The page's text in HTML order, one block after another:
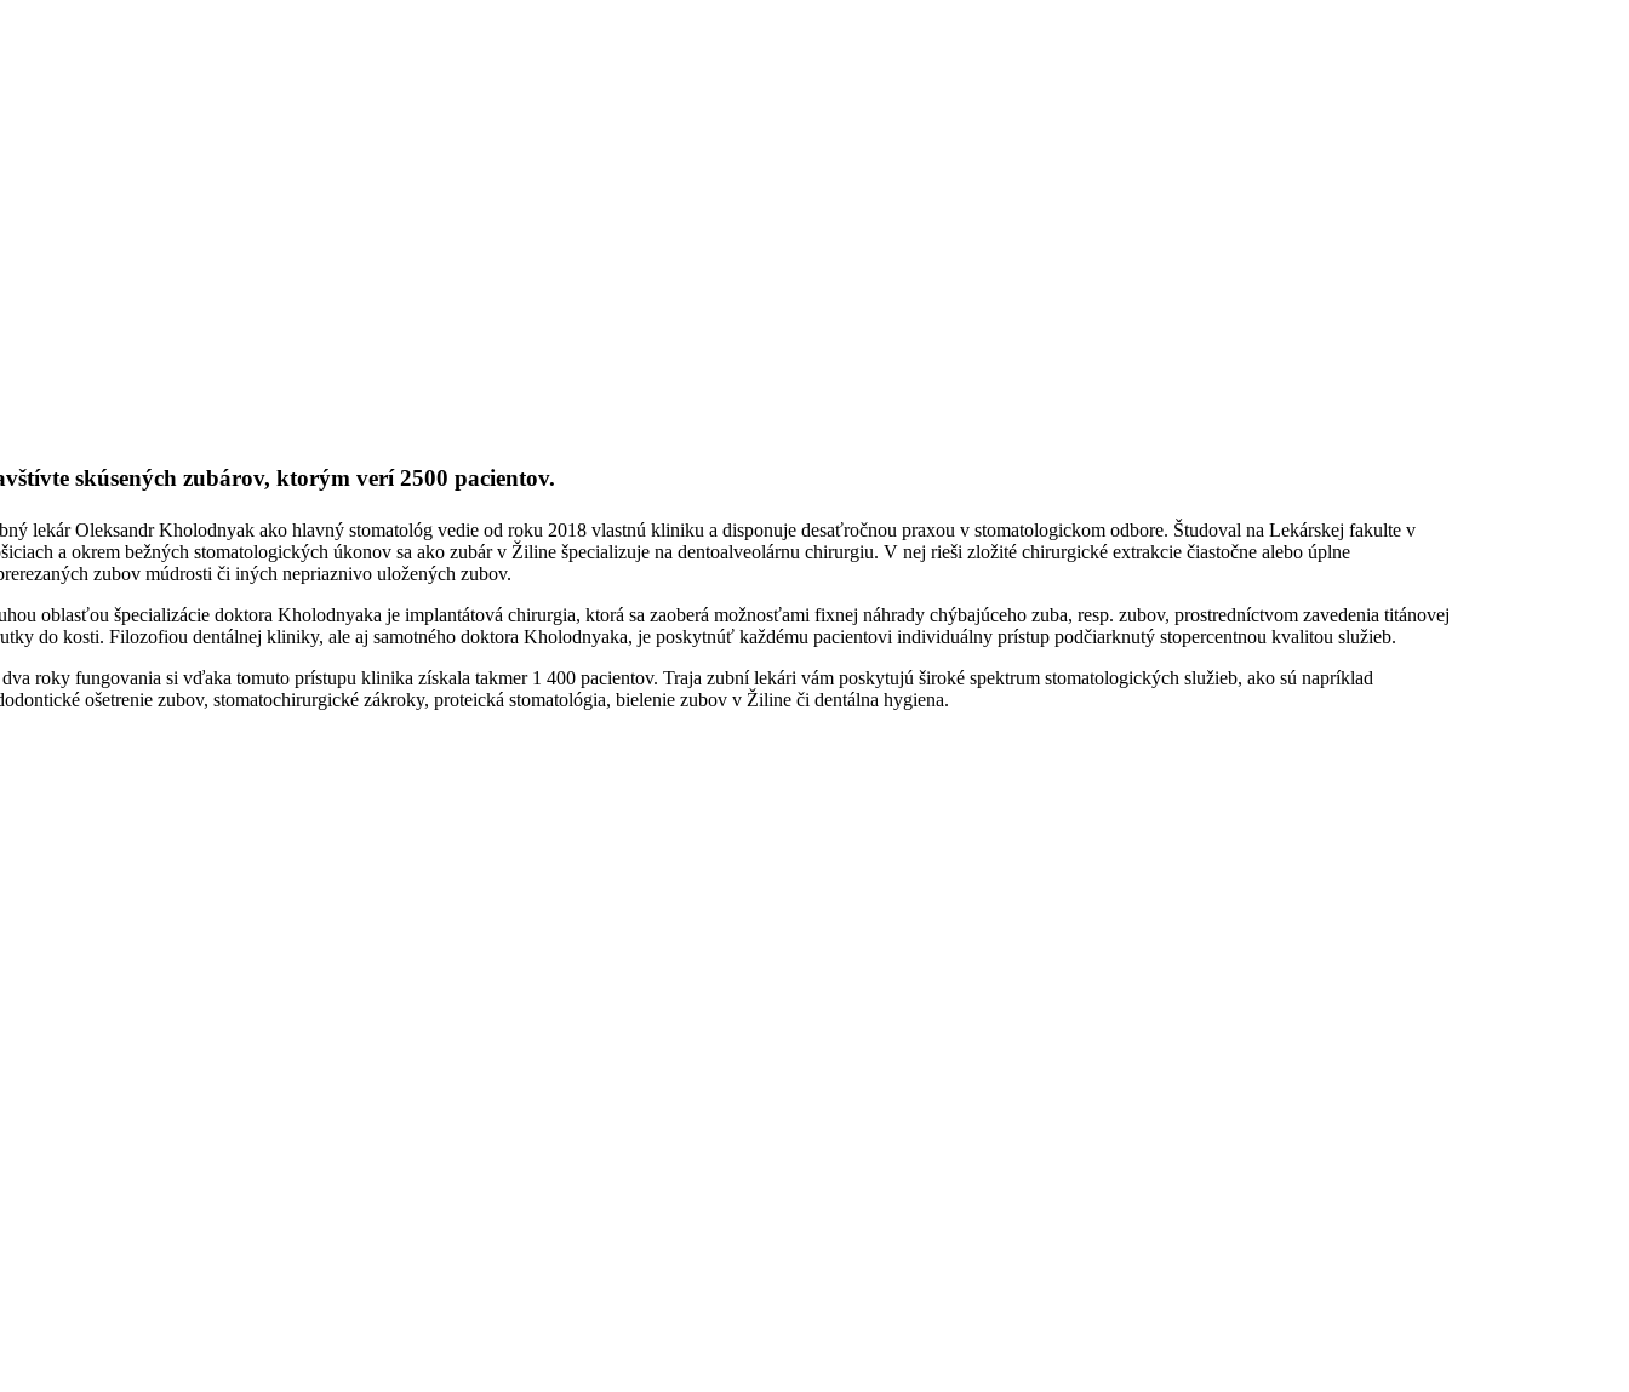
skúsených zubárov, ktorým verí 2500 pacientov.
lekár Oleksandr Kholodnyak ako hlavný stomatológ vedie od roku 2018 vlastnú kliniku a disponuje desaťročnou praxou v stomatologickom odbore. Študoval na Lekárskej fakulte v
a okrem bežných stomatologických úkonov sa ako zubár v Žiline špecializuje na dentoalveolárnu chirurgiu. V nej rieši zložité chirurgické extrakcie čiastočne alebo úplne
zubov múdrosti či iných nepriaznivo uložených zubov.
oblasťou špecializácie doktora Kholodnyaka je implantátová chirurgia, ktorá sa zaoberá možnosťami fixnej náhrady chýbajúceho zuba, resp. zubov, prostredníctvom zavedenia titánovej
do kosti. Filozofiou dentálnej kliniky, ale aj samotného doktora Kholodnyaka, je poskytnúť každému pacientovi individuálny prístup podčiarknutý stopercentnou kvalitou služieb.
roky fungovania si vďaka tomuto prístupu klinika získala takmer 1 400 pacientov. Traja zubní lekári vám poskytujú široké spektrum stomatologických služieb, ako sú napríklad
ošetrenie zubov, stomatochirurgické zákroky, proteická stomatológia, bielenie zubov v Žiline či dentálna hygiena.